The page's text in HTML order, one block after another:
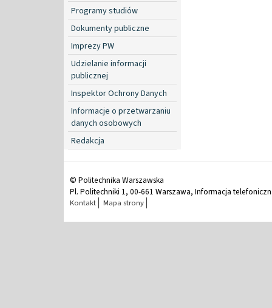
Programy studiów
Dokumenty publiczne
Imprezy PW
Udzielanie informacji
publicznej
Inspektor Ochrony Danych
Informacje o przetwarzaniu
danych osobowych
Redakcja
© Politechnika Warszawska
Pl. Politechniki 1, 00-661 Warszawa, Informacja
Kontakt Mapa strony